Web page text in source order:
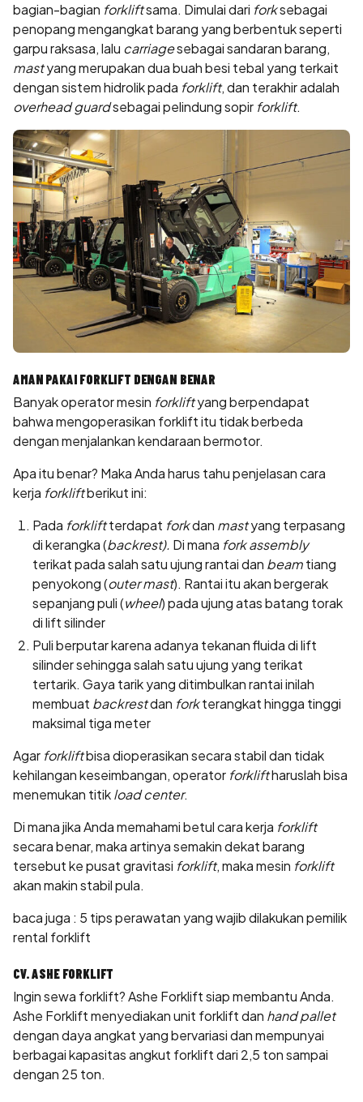
bagian-bagian forkliftsama. Dimulai dari forksebagai
penopang mengangkat barang yang berbentuk seperti
garpu raksasa, lalu carriagesebagai sandaran barang,
mastyang merupakan dua buah besi tebal yang terkait
dengan sistem hidrolik pada forklift, dan terakhir adalah
overhead guardsebagai pelindung sopir forklift.
AMAN PAKAI FORKLIFT DENGAN BENAR
Banyak operator mesin forkliftyang berpendapat
bahwamengoperasikan forkliftitu tidak berbeda
dengan menjalankan kendaraan bermotor.
Apa itu benar? Maka Anda harus tahu penjelasan cara
kerja forkliftberikut ini:
Pada forkliftterdapat forkdan mastyang terpasang
di kerangka (backrest). Di mana fork assembly
terikat pada salah satu ujung rantai dan beamtiang
penyokong (outer mast). Rantai itu akan bergerak
sepanjang puli (wheel) pada ujung atas batang torak
di lift silinder
Puli berputar karena adanya tekanan fluida di lift
silinder sehingga salah satu ujung yang terikat
tertarik. Gaya tarik yang ditimbulkan rantai inilah
membuat backrestdan forkterangkat hingga tinggi
maksimal tiga meter
Agar forkliftbisa dioperasikan secara stabil dan tidak
kehilangan keseimbangan, operator forkliftharuslah bisa
menemukan titikload center.
Di mana jika Anda memahami betul cara kerja forklift
secara benar, maka artinya semakin dekat barang
tersebut ke pusat gravitasi forklift, maka mesin forklift
akan makin stabil pula.
baca juga : 5 tips perawatan yang wajib dilakukan pemilik
rental forklift
CV. ASHE FORKLIFT
Ingin sewa forklift? Ashe Forklift siap membantu Anda.
Ashe Forklift menyediakan unit forklift dan hand pallet
dengan daya angkat yang bervariasi dan mempunyai
berbagaikapasitas angkut forkliftdari 2,5 ton sampai
dengan 25 ton.